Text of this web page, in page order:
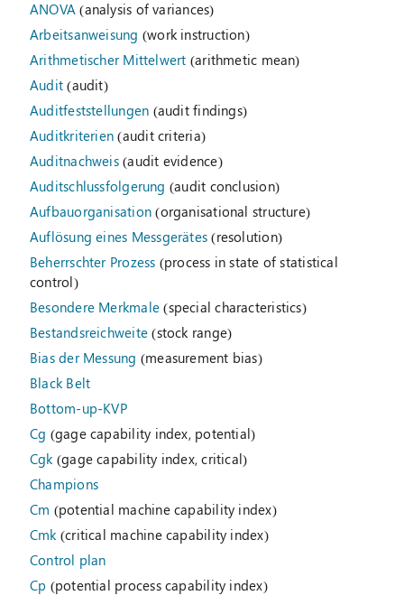
ANOVA (analysis of variances)
Arbeitsanweisung (work instruction)
Arithmetischer Mittelwert (arithmetic mean)
Audit (audit)
Auditfeststellungen (audit findings)
Auditkriterien (audit criteria)
Auditnachweis(audit evidence)
Auditschlussfolgerung (audit conclusion)
Aufbauorganisation (organisational structure)
Auflösung eines Messgerätes (resolution)
Beherrschter Prozess (process in state of statistical
control)
Besondere Merkmale (special characteristics)
Bestandsreichweite (stock range)
Bias der Messung (measurement bias)
Black Belt
Bottom-up-KVP
Cg (gage capability index, potential)
Cgk(gage capability index, critical)
Champions
Cm (potential machine capability index)
Cmk(critical machine capability index)
Control plan
Cp (potential process capability index)